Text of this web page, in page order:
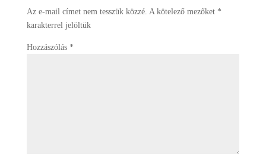
Az e-mail címet nem tesszük közzé. A kötelező mezőket *
karakterrel jelöltük
Hozzászólás *